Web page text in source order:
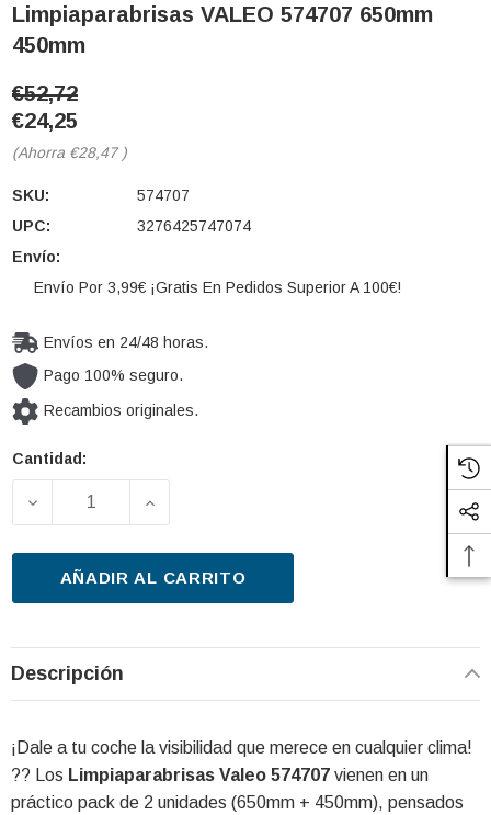
Limpiaparabrisas VALEO 574707 650mm
450mm
€52,72
€24,25
(Ahorra €28,47 )
SKU:
574707
UPC:
3276425747074
Envío:
Envío Por 3,99€ ¡Gratis En Pedidos Superior A 100€!
Envíos en 24/48 horas.
Pago 100% seguro.
Recambios originales.
Cantidad
Cantidad:
DISMINUIR LA CANTIDAD DE LIMPIAPARABRISAS
AUMENTAR LA CANTIDAD DE
AÑADIR AL CARRITO
Descripción
¡Dale a tu coche la visibilidad que merece en cualquier clima!
?️? Los Limpiaparabrisas Valeo 574707 vienen en un
práctico pack de 2 unidades (650mm + 450mm), pensados